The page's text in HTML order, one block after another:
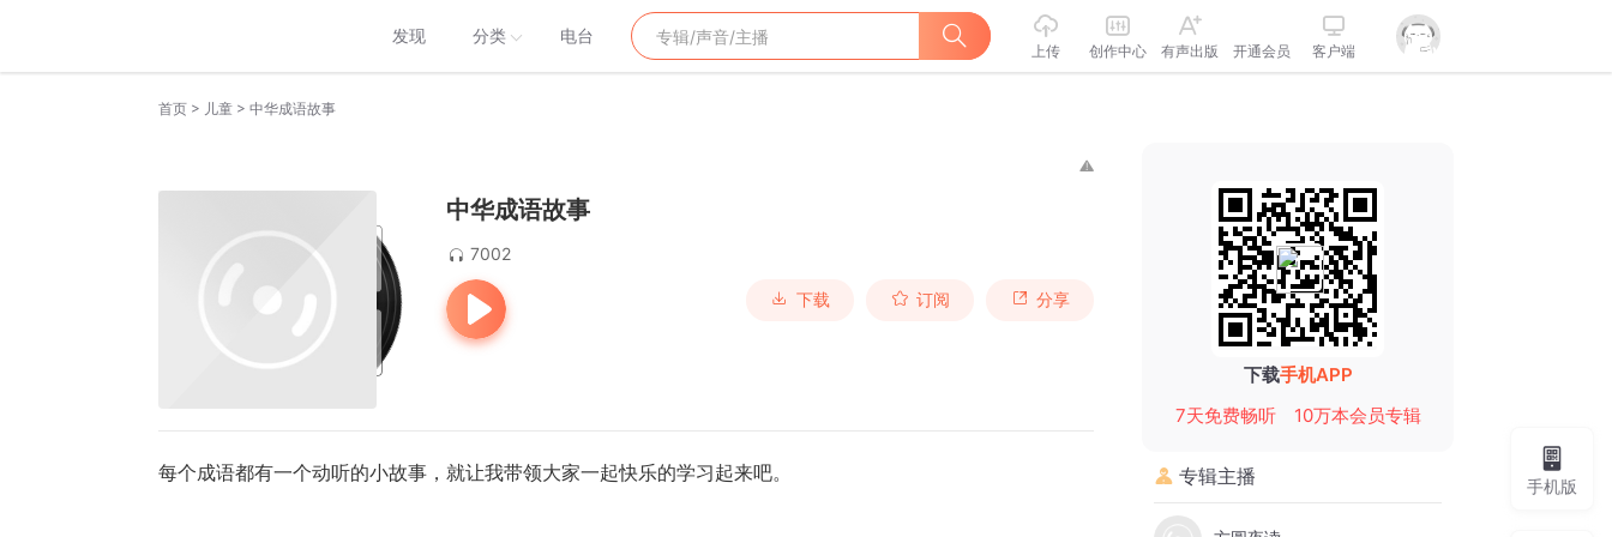
发现 分类 电台
上传 创作中心 有声出版 开通会员 客户端
首页 > 儿童 > 中华成语故事
中华成语故事
7002
下载 订阅 分享
每个成语都有一个动听的小故事，就让我带领大家一起快乐的学习起来吧。
下载手机APP
7天免费畅听
10万本会员专辑
专辑主播 手机版